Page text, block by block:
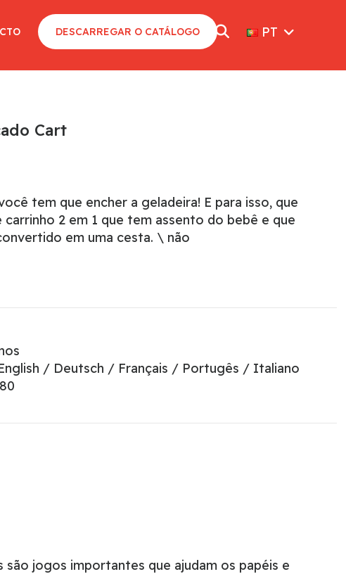
DESCARREGAR O CATÁLOGO PT
Cart
tem que encher a geladeira! E para isso, que
2 em 1 que tem assento do bebê e que
em uma cesta. \ não
/ Deutsch / Français / Portugês / Italiano
são jogos importantes que ajudam os papéis e